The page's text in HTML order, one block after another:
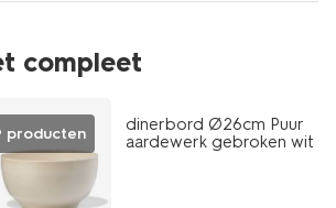
compleet
producten
2+1 gratis
dinerbord Ø26cm Puur
aardewerk gebroken wit